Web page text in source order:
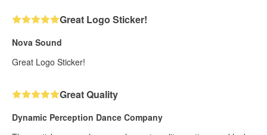
Great Logo Sticker!
Nova Sound
Great Logo Sticker!
Great Quality
Dynamic Perception Dance Company